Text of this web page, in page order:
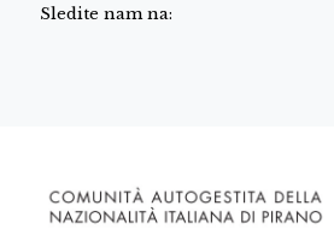
Sledite nam na: